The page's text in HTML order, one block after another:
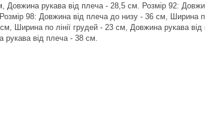
Довжина рукава від плеча - 28,5 см. Розмір 92:
98: Довжина від плеча до низу - 36 см, Ширина
Ширина по лінії грудей - 23 см, Довжина рукава
рукава від плеча - 38 см.